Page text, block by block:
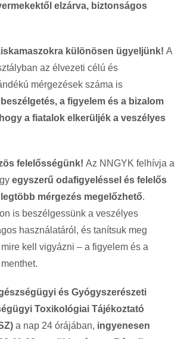
elzárva, biztonságos
különösen ügyeljünk! A
az élvezeti célú és
mérgezések száma is
a figyelem és a bizalom
a fiatalok elkerüljék a veszélyes
felelősségünk! Az NNGYK felhívja a
egyszerű odafigyeléssel és felelős
mérgezés megelőzhető.
is beszélgessünk a veszélyes
használatáról, és tanítsuk meg
kell vigyázni – a figyelem és a
és Gyógyszerészeti
Toxikológiai Tájékoztató
a nap 24 órájában, ingyenesen